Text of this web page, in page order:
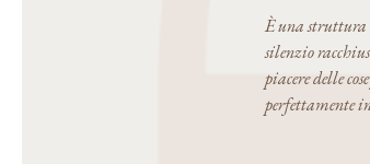
È una struttura
silenzio
piacere delle
perfettamente